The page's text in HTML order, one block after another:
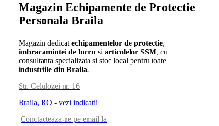
Magazin Echipamente de Protectie
Personala Braila
Magazin dedicatechipamentelor de protectie,
imbracamintei de lucru siarticolelor SSM, cu
consultanta specializata si stoc local pentru toate
industriile din Braila.
Str. Celulozei nr. 16
Braila, RO - vezi indicatii
Conctacteaza-ne pe email la